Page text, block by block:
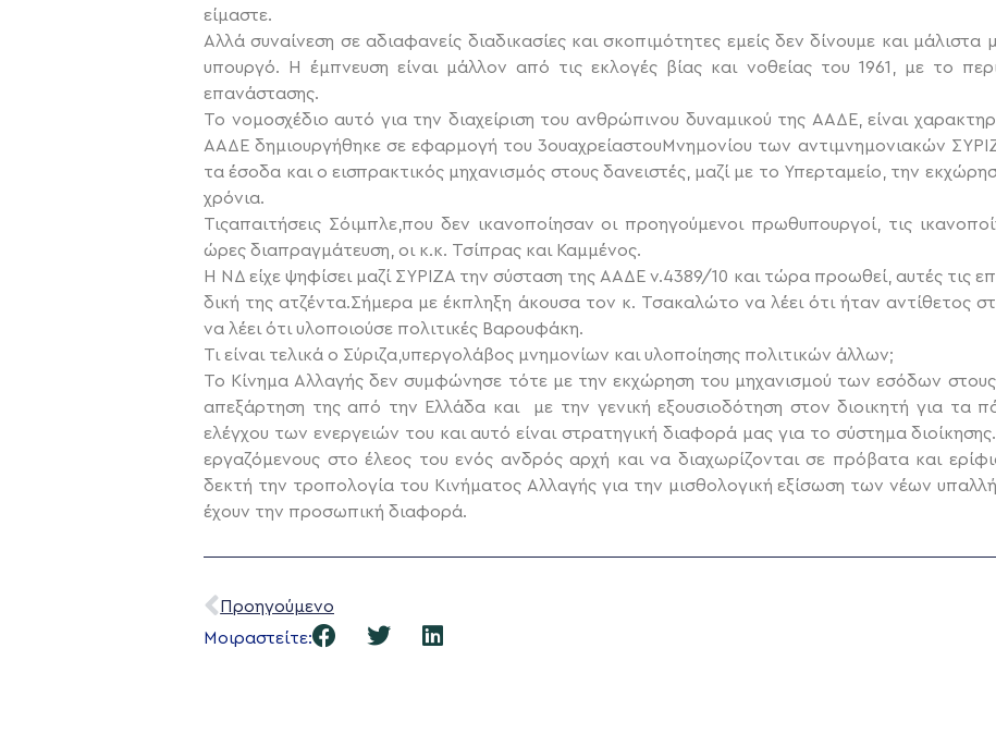
είμαστε.
Αλλά συναίνεση σε αδιαφανείς διαδικασίες και σκοπιμότητες εμείς δεν δίνουμε και
υπουργό. Η έμπνευση είναι μάλλον από τις εκλογές βίας και νοθείας του 1961, με το
επανάστασης.
Το νομοσχέδιο αυτό για την διαχείριση του ανθρώπινου δυναμικού της ΑΑΔΕ, είναι
ΑΑΔΕ δημιουργήθηκε σε εφαρμογή του 3ουαχρείαστουΜνημονίου των αντιμνημονιακών
τα έσοδα και ο εισπρακτικός μηχανισμός στους δανειστές, μαζί με το Υπερταμείο, την
χρόνια.
Τιςαπαιτήσεις Σόιμπλε,που δεν ικανοποίησαν οι προηγούμενοι πρωθυπουργοί, τις
ώρες διαπραγμάτευση, οι κ.κ. Τσίπρας και Καμμένος.
Η ΝΔ είχε ψηφίσει μαζί ΣΥΡΙΖΑ την σύσταση της ΑΑΔΕ ν.4389/10 και τώρα προωθεί, αυτές τις
δική της ατζέντα.Σήμερα με έκπληξη άκουσα τον κ. Τσακαλώτο να λέει ότι ήταν αντίθετος
να λέει ότι υλοποιούσε πολιτικές Βαρουφάκη.
Τι είναι τελικά ο Σύριζα,υπεργολάβος μνημονίων και υλοποίησης πολιτικών άλλων;
Το Κίνημα Αλλαγής δεν συμφώνησε τότε με την εκχώρηση του μηχανισμού των εσόδων
απεξάρτηση της από την Ελλάδα και με την γενική εξουσιοδότηση στον διοικητή για τα
ελέγχου των ενεργειών του και αυτό είναι στρατηγική διαφορά μας για το σύστημα
εργαζόμενους στο έλεος του ενός ανδρός αρχή και να διαχωρίζονται σε πρόβατα και
δεκτή την τροπολογία του Κινήματος Αλλαγής για την μισθολογική εξίσωση των νέων
έχουν την προσωπική διαφορά.
Προηγούμενο
Μοιραστείτε: